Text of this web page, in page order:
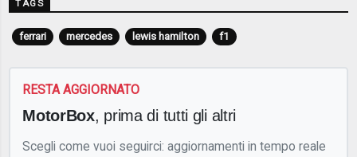
TAGS
ferrari mercedes lewis hamilton f1
RESTA AGGIORNATO
MotorBox, prima di tutti gli altri
Scegli come vuoi seguirci: aggiornamenti in tempo reale